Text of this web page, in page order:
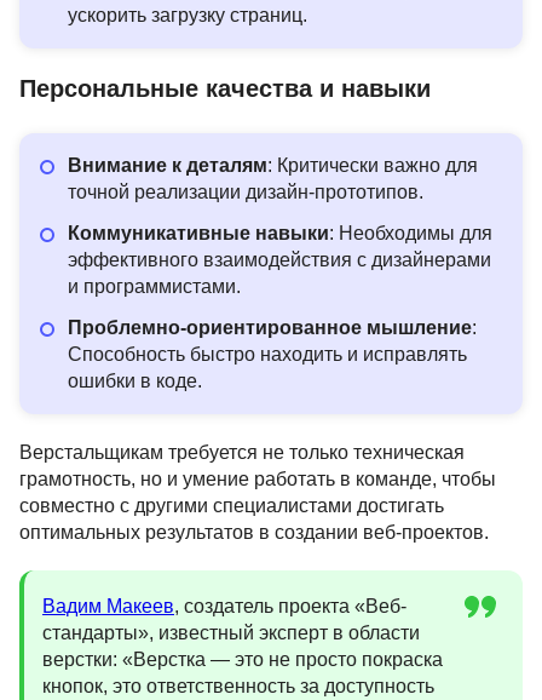
ускорить загрузку страниц.
Персональные качества и навыки
Внимание к деталям: Критически важно для
точной реализации дизайн-прототипов.
Коммуникативные навыки: Необходимы для
эффективного взаимодействия с дизайнерами
и программистами.
Проблемно-ориентированное мышление:
Способность быстро находить и исправлять
ошибки в коде.
Верстальщикам требуется не только техническая
грамотность, но и умение работать в команде, чтобы
совместно с другими специалистами достигать
оптимальных результатов в создании веб-проектов.
Вадим Макеев, создатель проекта «Веб-
стандарты», известный эксперт в области
верстки: «Верстка — это не просто покраска
кнопок, это ответственность за доступность